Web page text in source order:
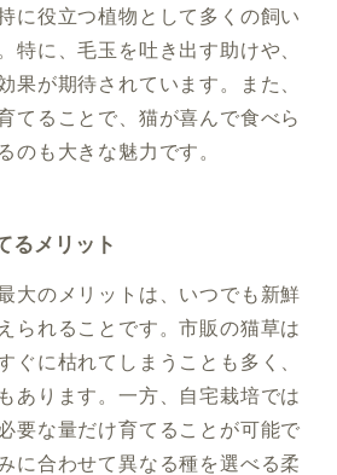
に役立つ植物として多くの飼い
特に、毛玉を吐き出す助けや、
果が期待されています。また、
てることで、猫が喜んで食べら
のも大きな魅力です。
るメリット
大のメリットは、いつでも新鮮
られることです。市販の猫草は
ぐに枯れてしまうことも多く、
あります。一方、自宅栽培では
要な量だけ育てることが可能で
に合わせて異なる種を選べる柔